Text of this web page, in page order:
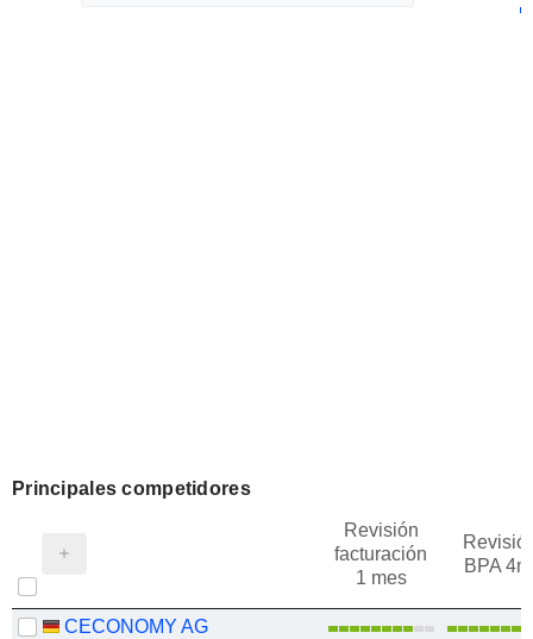
Principales competidores
Revisión
facturación
1 mes
BPA
CECONOMY AG